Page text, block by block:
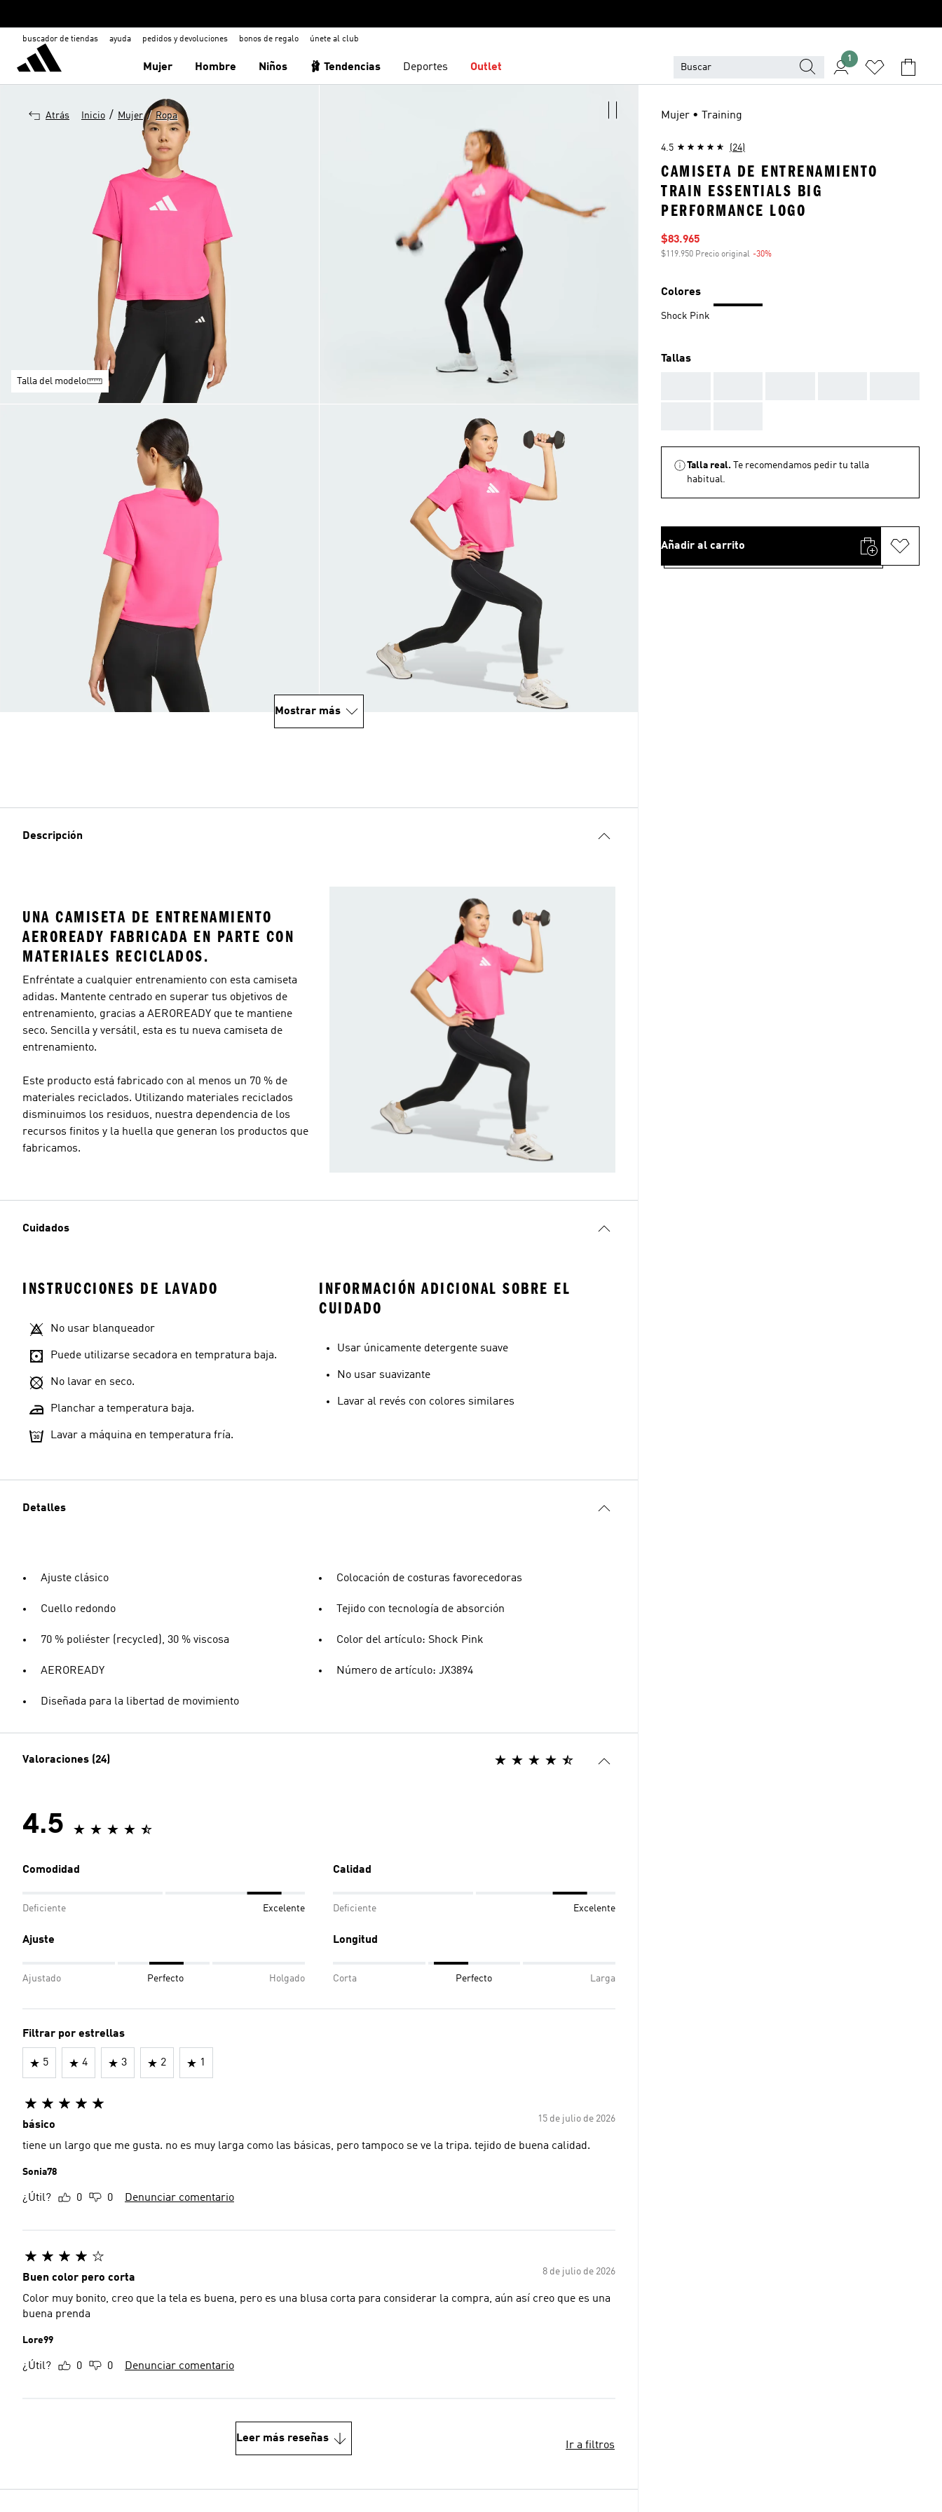
buscador de tiendas ayuda pedidos y devoluciones bonos de regalo únete al club
Mujer Hombre Niños 🩰 Tendencias Deportes Outlet
1
Atrás Inicio / Mujer / Ropa
Talla del modelo
Mostrar más
Descripción
UNA CAMISETA DE ENTRENAMIENTO
AEROREADY FABRICADA EN PARTE CON
MATERIALES RECICLADOS.
Enfréntate a cualquier entrenamiento con esta camiseta
adidas. Mantente centrado en superar tus objetivos de
entrenamiento, gracias a AEROREADY que te mantiene
seco. Sencilla y versátil, esta es tu nueva camiseta de
entrenamiento.
Este producto está fabricado con al menos un 70 % de
materiales reciclados. Utilizando materiales reciclados
disminuimos los residuos, nuestra dependencia de los
recursos finitos y la huella que generan los productos que
fabricamos.
Cuidados
INSTRUCCIONES DE LAVADO
No usar blanqueador
Puede utilizarse secadora en tempratura baja.
No lavar en seco.
Planchar a temperatura baja.
Lavar a máquina en temperatura fría.
INFORMACIÓN ADICIONAL SOBRE EL
CUIDADO
Usar únicamente detergente suave
No usar suavizante
Lavar al revés con colores similares
Detalles
Ajuste clásico
Cuello redondo
70 % poliéster (recycled), 30 % viscosa
AEROREADY
Diseñada para la libertad de movimiento
Colocación de costuras favorecedoras
Tejido con tecnología de absorción
Color del artículo: Shock Pink
Número de artículo: JX3894
Valoraciones (24)
4.5
Comodidad
Deficiente Excelente
Calidad
Deficiente Excelente
Ajuste
Ajustado Perfecto Holgado
Longitud
Corta Perfecto Larga
Filtrar por estrellas
5 4 3 2 1
15 de julio de 2026
básico
tiene un largo que me gusta. no es muy larga como las básicas, pero tampoco se ve la tripa. tejido de buena calidad.
Sonia78
¿Útil? 0 0 Denunciar comentario
8 de julio de 2026
Buen color pero corta
Color muy bonito, creo que la tela es buena, pero es una blusa corta para considerar la compra, aún así creo que es una
buena prenda
Lore99
¿Útil? 0 0 Denunciar comentario
Leer más reseñas
Ir a filtros
Mujer • Training
4.5 (24)
CAMISETA DE ENTRENAMIENTO
TRAIN ESSENTIALS BIG
PERFORMANCE LOGO
Precio de venta
$83.965
$119.950 Precio original -30%
Colores
Shock Pink
Tallas
Talla real.
Te recomendamos pedir tu talla
habitual.
Añadir al carrito